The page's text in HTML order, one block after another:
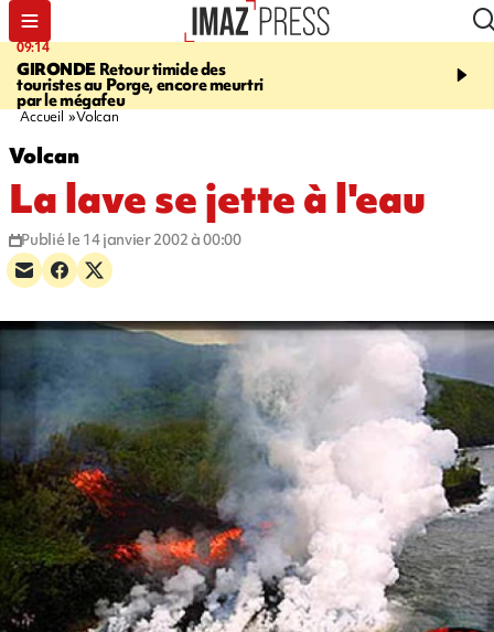
09:14
GIRONDE Retour timide des
touristes au Porge, encore meurtri
par le mégafeu
13:09
Des
font cinq morts en
Accueil Volcan
Volcan
La lave se jette à l'eau
Publié le 14 janvier 2002 à 00:00